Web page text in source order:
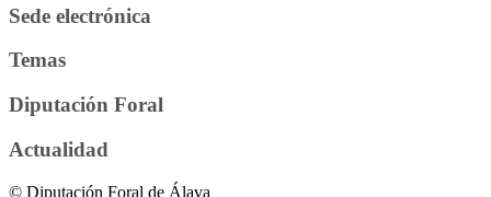
Sede electrónica
Temas
Diputación Foral
Actualidad
© Diputación Foral de Álava